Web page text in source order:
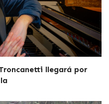
llegará por